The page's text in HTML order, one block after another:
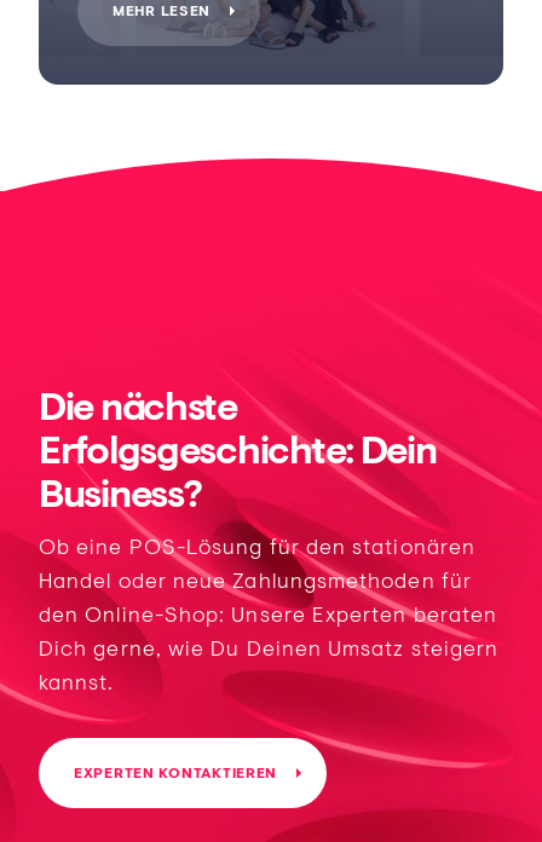
MEHR LESEN
Die nächste
Erfolgsgeschichte: Dein
Business?
Ob eine POS-Lösung für den stationären
Handel oder neue Zahlungsmethoden für
den Online-Shop: Unsere Experten beraten
Dich gerne, wie Du Deinen Umsatz steigern
kannst.
EXPERTEN KONTAKTIEREN